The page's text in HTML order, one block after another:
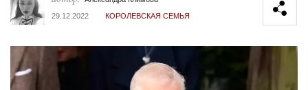
29.12.2022
КОРОЛЕВСКАЯ СЕМЬЯ